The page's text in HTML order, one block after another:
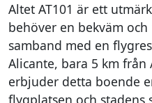
Altet AT101 är ett
behöver en bekväm
samband med en
Alicante, bara 5 km från
erbjuder detta boende
flygplatsen och stadens